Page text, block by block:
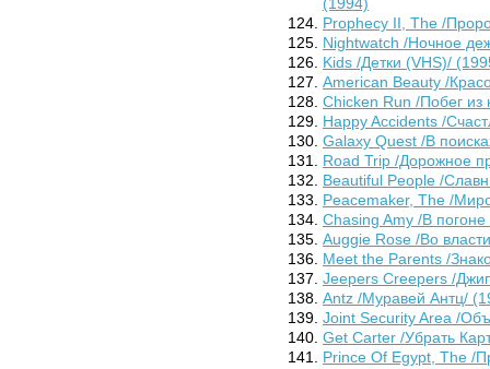
Prophecy II, The /
Nightwatch /Ночное
Kids /Детки (VHS)/
American Beauty /
Chicken Run /Побег из
Happy Accidents /
Galaxy Quest /В
Road Trip /Дорожное
Beautiful People /
Peacemaker, The /
Chasing Amy /В
Auggie Rose /Во
Meet the Parents /
Jeepers Creepers /
Antz /Муравей Антц/
Joint Security Area /
Get Carter /Убрать
Prince Of Egypt, The /